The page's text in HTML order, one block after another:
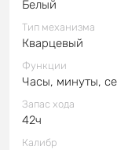
Белый
Тип механизма
Кварцевый
Функции
Часы, минуты,
Запас хода
42ч
Калибр